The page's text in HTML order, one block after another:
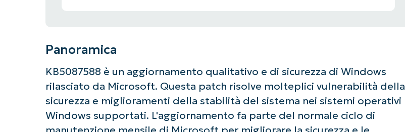
Panoramica
KB5087588 è un aggiornamento qualitativo e di sicurezza di Windows
rilasciato da Microsoft. Questa patch risolve molteplici vulnerabilità della
sicurezza e miglioramenti della stabilità del sistema nei sistemi operativi
Windows supportati. L'aggiornamento fa parte del normale ciclo di